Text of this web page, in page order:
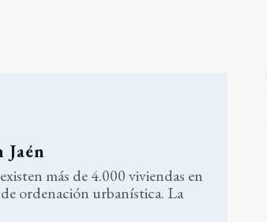
más de 4.000 viviendas en
ordenación urbanística. La